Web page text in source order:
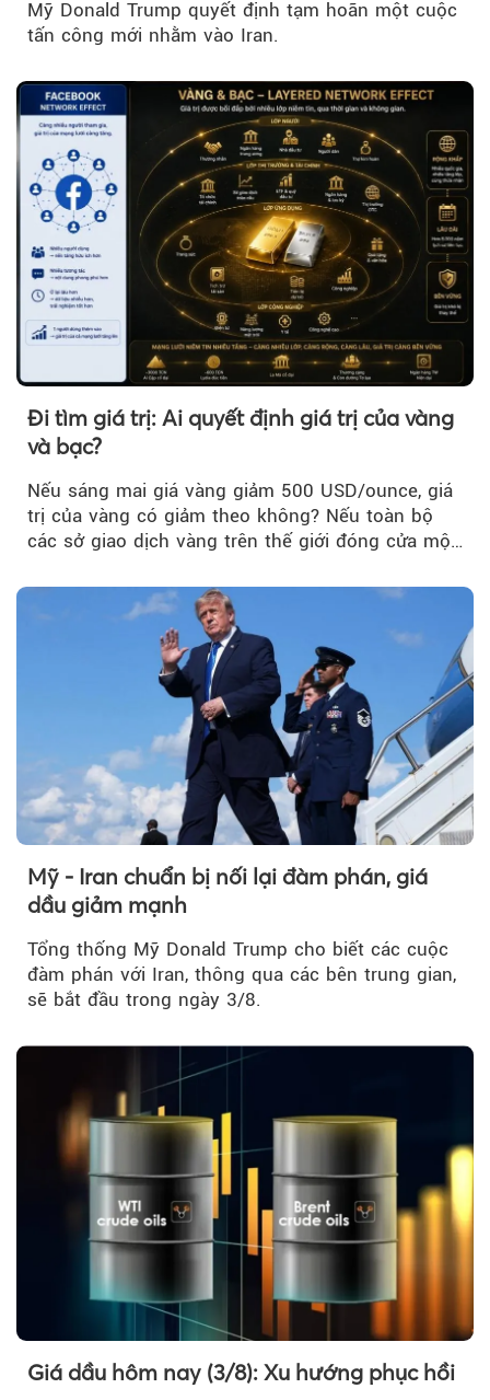
Mỹ Donald Trump quyết định tạm hoãn một cuộc
tấn công mới nhằm vào Iran.
Đi tìm giá trị: Ai quyết định giá trị của vàng
và bạc?
Nếu sáng mai giá vàng giảm 500 USD/ounce, giá
trị của vàng có giảm theo không? Nếu toàn bộ
các sở giao dịch vàng trên thế giới đóng cửa một
Mỹ - Iran chuẩn bị nối lại đàm phán, giá
dầu giảm mạnh
Tổng thống Mỹ Donald Trump cho biết các cuộc
đàm phán với Iran, thông qua các bên trung gian,
sẽ bắt đầu trong ngày 3/8.
Giá dầu hôm nay (3/8): Xu hướng phục hồi